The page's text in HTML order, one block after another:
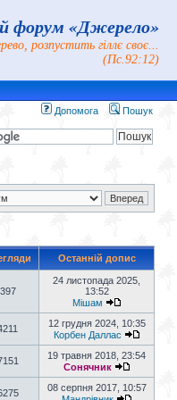
форум «Джерело»
розпустить гіллє своє...
(Пс.92:12)
Допомога Пошук
Останній допис
24 листопада 2025,
13:52
Мішам
12 грудня 2024, 10:35
Корбен Даллас
19 травня 2018, 23:54
Сонячник
08 серпня 2017, 10:57